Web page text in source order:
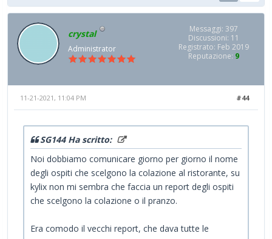
crystal
Administrator
Messaggi: 397
Discussioni: 11
Registrato: Feb 2019
Reputazione: 9
#44
11-21-2021, 11:04 PM
SG144 Ha scritto:
Noi dobbiamo comunicare giorno per giorno il nome
degli ospiti che scelgono la colazione al ristorante, su
kylix non mi sembra che faccia un report degli ospiti
che scelgono la colazione o il pranzo.
Era comodo il vecchi report, che dava tutte le